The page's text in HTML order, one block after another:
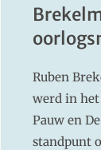
Ruben
werd in
Pauw en
standpunt